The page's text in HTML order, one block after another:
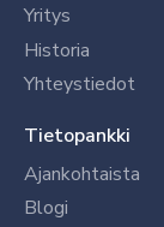
Yritys
Historia
Yhteystiedot
Tietopankki
Ajankohtaista
Blogi